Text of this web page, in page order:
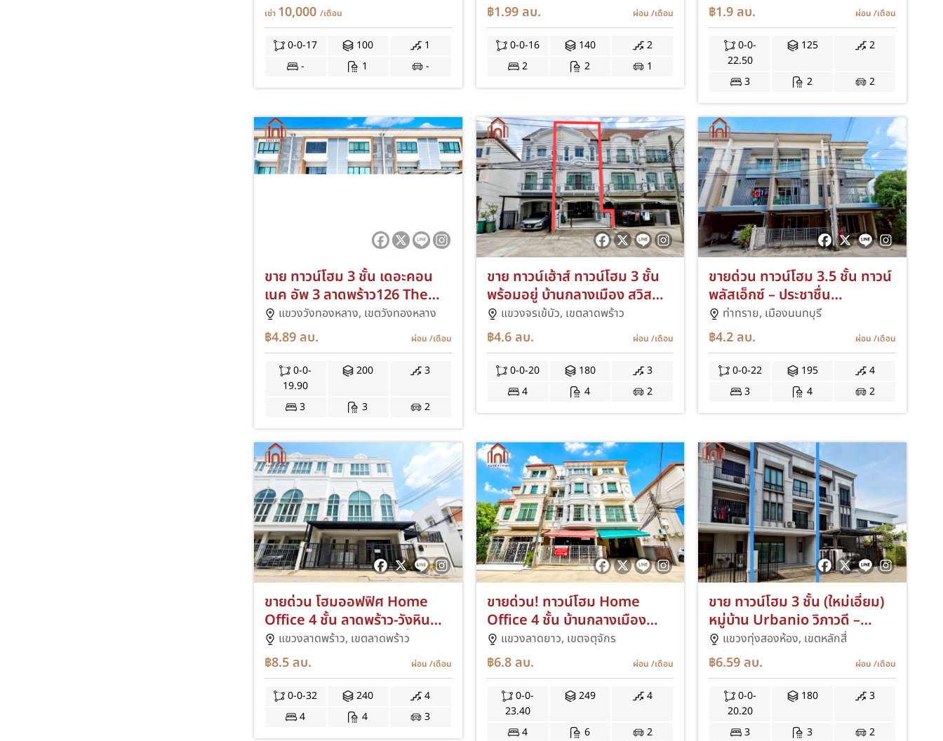
บางเขน หลังมุม ติดถนนเมน
ZIM
เช่า 10,000 /เดือน
0-0-17 100
1
-
1 -
ต่อเติมครัว KC Ramindra 3
MKD
฿1.99ลบ. ผ่อน/เดือน
0-0-16 140
2
2
2 1
สนง.โครงการ ใกล้ทางพิเศษ
ฉลองรัช (ทางด่วนรามอินทรา-
อาจณรงค์) เทพรักษ์ 59 IM
฿1.9ลบ. ผ่อน /เดือน
0-0-
22.50
125 2
3 2 2
ขาย ทาวน์โฮม 3 ชั้น เดอะคอน
เนค อัพ 3 ลาดพร้าว126 The
connect up3 Latphrao126
ทาวน์เฮ้าส์ ซอยลาดพร้าว126 ใกล้
เดอะมอลล์บางกะปิ ต่อเติมครัว
ต่อเติมโรงรถ IM
แขวงวังทองหลาง, เขตวังทองหลาง
฿4.89ลบ. ผ่อน /เดือน
0-0-
19.90
200 3
3 3 2
ขาย ทาวน์เฮ้าส์ ทาวน์โฮม 3 ชั้น
พร้อมอยู่ บ้านกลางเมือง สวิส
ทาวน์ เกษตร-นวมินทร์
ถ.ประเสริฐมนูกิจ สุคนธสวัสดิ์
นวลจันทร์ มัยลาภ ลาดปลาเค้า
เดินทางสะดวก SWISS TOWN
ซอยประเสริฐมนูกิจ25 IM
แขวงจรเข้บัว, เขตลาดพร้าว
฿4.6ลบ. ผ่อน/เดือน
0-0-20 180
3
4
4 2
ขายด่วน ทาวน์โฮม 3.5 ชั้น ทาวน์
พลัสเอ็กซ์ – ประชาชื่น
(Townplus X Prachachuen)
ใกล้ทางด่วนงามวงศ์วาน
กระทรวงสาธารณสุข ทาวน์เฮ้าส์
ซอยงามวงศ์วาน21 ต่อเติมครัว
ต่อเติมโรงรถ ARA
ท่าทราย, เมืองนนทบุรี
฿4.2ลบ. ผ่อน /เดือน
0-0-22 195
4
3
4 2
ขายด่วน โฮมออฟฟิศ Home
Office 4 ชั้น ลาดพร้าว-วังหิน
หลังมุม Renovate ใหม่ทั้งหมด
โครงการ The Park ซอย
ลาดพร้าววังหิน 76 ไม่มีค่าส่วน
กลาง ทาวน์โฮม ต่อเติมครัว
โรงรถ ARA
แขวงลาดพร้าว, เขตลาดพร้าว
฿8.5ลบ. ผ่อน /เดือน
0-0-32 240
4
4
4 3
ขายด่วน! ทาวน์โฮม Home
Office 4 ชั้น บ้านกลางเมือง
The Paris รัชวิภา ทำเลทอง ใกล้
รถไฟฟ้าสายสีแดง สถานีวัด
เสมียนนารี เดินทางง่าย เหมาะอยู่
อาศัยและลงทุน ถนน
กำแพงเพชร6 ARA
แขวงลาดยาว, เขตจตุจักร
฿6.8ลบ. ผ่อน/เดือน
0-0-
23.40
249 4
4 6 2
ขาย ทาวน์โฮม 3 ชั้น (ใหม่เอี่ยม)
หมู่บ้าน Urbanio วิภาวดี –
แจ้งวัฒนะ ใกล้ศูนย์ราชการ
สนามบินดอนเมือง และรถไฟฟ้า
2 สาย สีแดงและสีชมพู เออร์บา
นิโอ ซอยแจ้งวัฒนะ 10 ARA
แขวงทุ่งสองห้อง, เขตหลักสี่
฿6.59ลบ. ผ่อน /เดือน
0-0-
20.20
180 3
3 3 2